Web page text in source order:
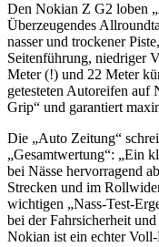
Den Nokian Z G2 loben
Überzeugendes
nasser und trockener
Seitenführung, niedriger
Meter (!) und 22 Meter
getesteten Autoreifen auf
Grip“ und garantiert
Die „Auto Zeitung“
„Gesamtwertung“: „Ein
bei Nässe hervorragend
Strecken und im
wichtigen „Nass-Test-
bei der Fahrsicherheit
Nokian ist ein echter